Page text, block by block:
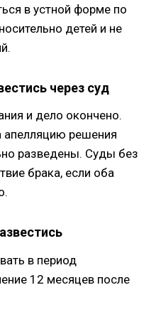
в устной форме по
детей и не
через суд
и дело окончено.
апелляцию решения
разведены. Суды без
брака, если оба
в период
12 месяцев после